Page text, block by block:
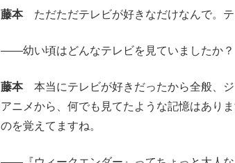
藤本ただただテレビが好きなだけなんで。テ
――幼い頃はどんなテレビを見ていましたか？
藤本本当にテレビが好きだったから全般、ジ
アニメから、何でも見てたような記憶はあり
のを覚えてますね。